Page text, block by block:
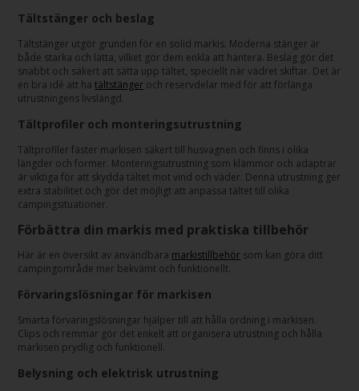
Tältstänger och beslag
Tältstänger utgör grunden för en solid markis. Moderna stänger är
både starka och lätta, vilket gör dem enkla att hantera. Beslag gör det
snabbt och säkert att sätta upp tältet, speciellt när vädret skiftar. Det är
en bra idé att hatältstänger och reservdelar med för att förlänga
utrustningens livslängd.
Tältprofiler och monteringsutrustning
Tältprofiler fäster markisen säkert till husvagnen och finns i olika
längder och former. Monteringsutrustning som klämmor och adaptrar
är viktiga för att skydda tältet mot vind och väder. Denna utrustning ger
extra stabilitet och gör det möjligt att anpassa tältet till olika
campingsituationer.
Förbättra din markis med praktiska tillbehör
Här är en översikt av användbara markistillbehör som kan göra ditt
campingområde mer bekvämt och funktionellt.
Förvaringslösningar för markisen
Smarta förvaringslösningar hjälper till att hålla ordning i markisen.
Clips och remmar gör det enkelt att organisera utrustning och hålla
markisen prydlig och funktionell.
Belysning och elektrisk utrustning